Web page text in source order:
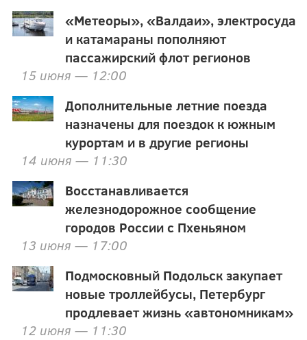
«Метеоры», «Валдаи», электросуда
и катамараны пополняют
пассажирский флот регионов
15 июня — 12:00
Дополнительные летние поезда
назначены для поездок к южным
курортам и в другие регионы
14 июня — 11:30
Восстанавливается
железнодорожное сообщение
городов России с Пхеньяном
13 июня — 17:00
Подмосковный Подольск закупает
новые троллейбусы, Петербург
продлевает жизнь «автономникам»
12 июня — 11:30